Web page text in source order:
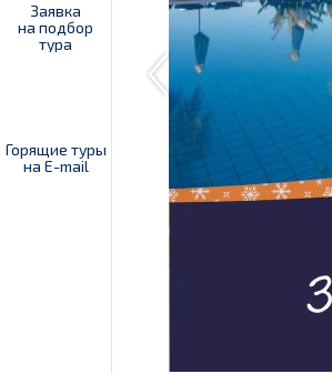
Заявка
на подбор
тура
Горящие туры
на E-mail